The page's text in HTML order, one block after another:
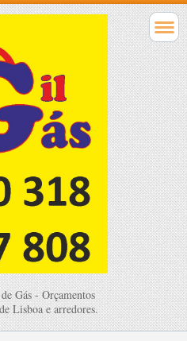
Gás - Orçamentos
Lisboa e arredores.